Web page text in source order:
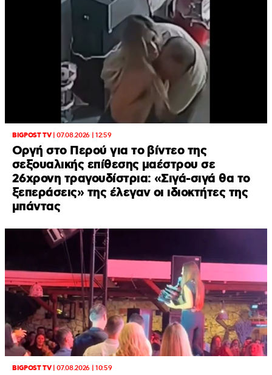
BIGPOST TV|07.08.2026 | 12:59
Οργή στο Περού για το βίντεο της
σεξουαλικής επίθεσης μαέστρου σε
26χρονη τραγουδίστρια: «Σιγά-σιγά θα το
ξεπεράσεις» της έλεγαν οι ιδιοκτήτες της
μπάντας
BIGPOST TV|07.08.2026 | 10:59